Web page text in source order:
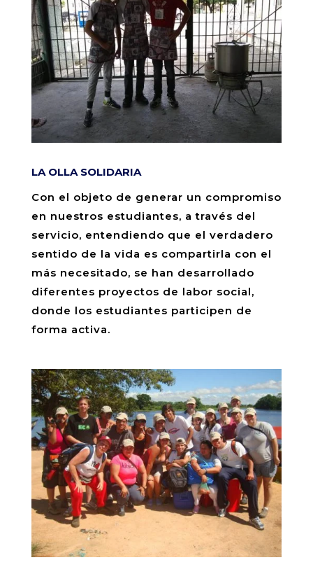
LA OLLA SOLIDARIA
Con el objeto de generar un compromiso
en nuestros estudiantes, a través del
servicio, entendiendo que el verdadero
sentido de la vida es compartirla con el
más necesitado, se han desarrollado
diferentes proyectos de labor social,
donde los estudiantes participen de
forma activa.